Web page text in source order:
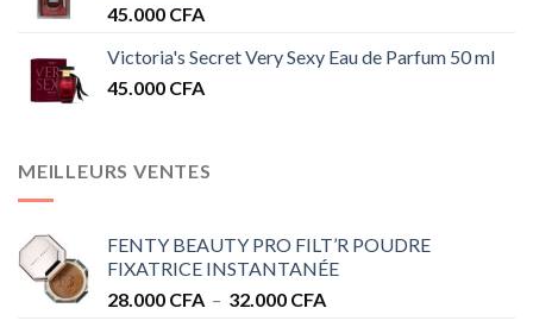
45.000 CFA
Victoria's Secret Very Sexy Eau de Parfum 50 ml
45.000 CFA
MEILLEURS VENTES
FENTY BEAUTY PRO FILT’R POUDRE
FIXATRICE INSTANTANÉE
28.000 CFA – 32.000 CFA